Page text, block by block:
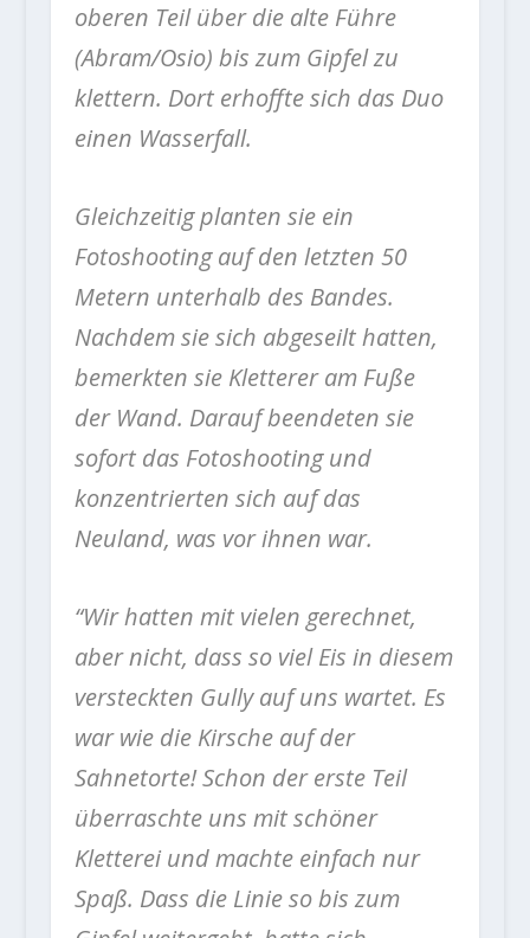
oberen Teil über die alte Führe
(Abram/Osio) bis zum Gipfel zu
klettern. Dort erhoffte sich das Duo
einen Wasserfall.
Gleichzeitig planten sie ein
Fotoshooting auf den letzten 50
Metern unterhalb des Bandes.
Nachdem sie sich abgeseilt hatten,
bemerkten sie Kletterer am Fuße
der Wand. Darauf beendeten sie
sofort das Fotoshooting und
konzentrierten sich auf das
Neuland, was vor ihnen war.
“Wir hatten mit vielen gerechnet,
aber nicht, dass so viel Eis in diesem
versteckten Gully auf uns wartet. Es
war wie die Kirsche auf der
Sahnetorte! Schon der erste Teil
überraschte uns mit schöner
Kletterei und machte einfach nur
Spaß. Dass die Linie so bis zum